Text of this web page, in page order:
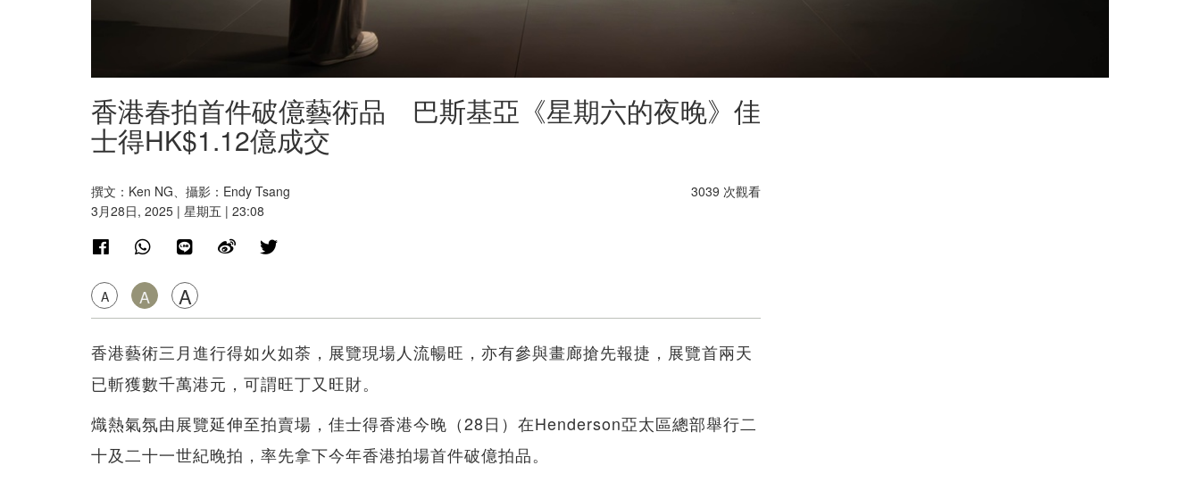
香港春拍首件破億藝術品 巴斯基亞《星期六的夜晚》佳
士得HK$1.12億成交
撰文：Ken NG、攝影：Endy Tsang
3月28日, 2025 | 星期五 | 23:08
A A A
3039 次觀看
香港藝術三月進行得如火如荼，展覽現場人流暢旺，亦有參與畫廊搶先報捷，展覽首兩天
已斬獲數千萬港元，可謂旺丁又旺財。
熾熱氣氛由展覽延伸至拍賣場，佳士得香港今晚（28日）在Henderson亞太區總部舉行二
十及二十一世紀晚拍，率先拿下今年香港拍場首件破億拍品。